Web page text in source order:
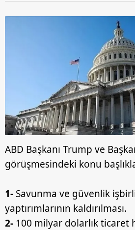
ABD Başkanı Trump ve
görüşmesindeki konu
1- Savunma ve güvenlik
yaptırımlarının kaldırılması.
2- 100 milyar dolarlık ticaret